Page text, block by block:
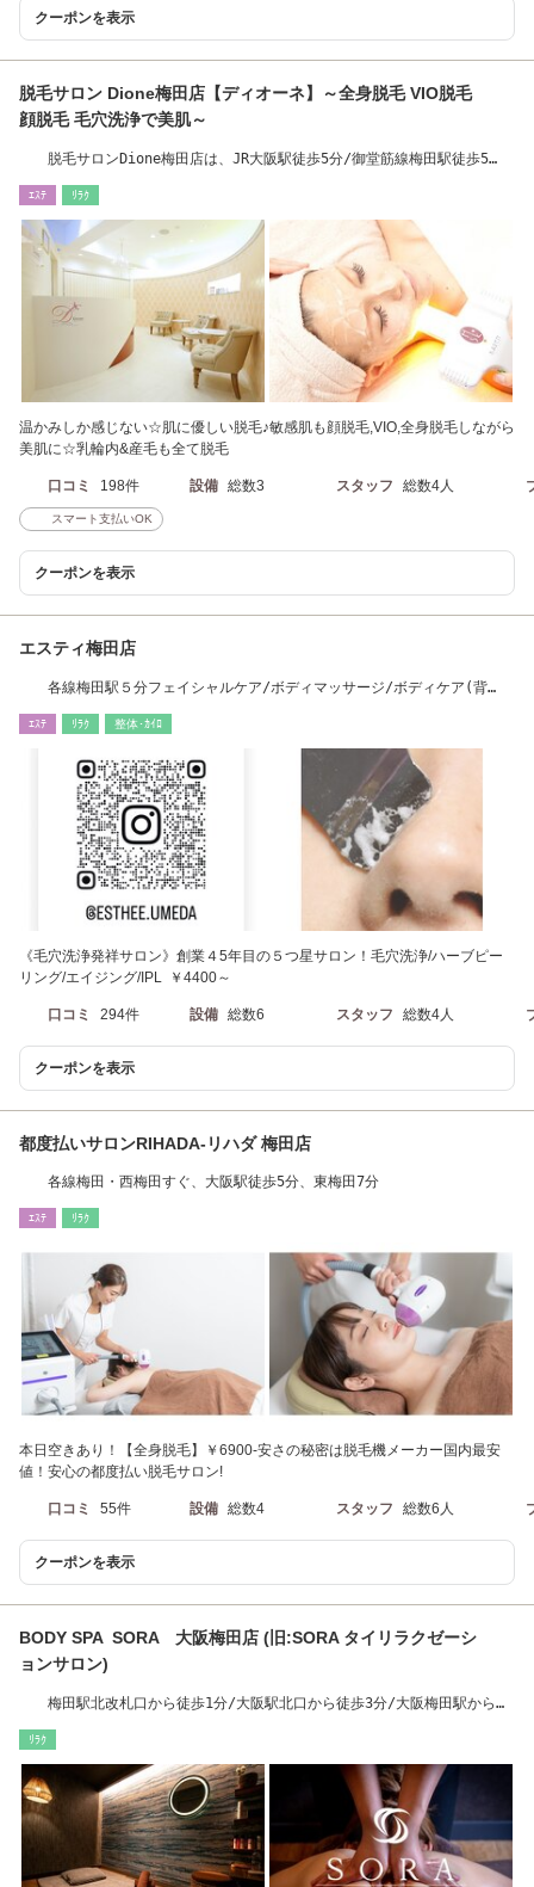
クーポンを表示
脱毛サロン Dione梅田店【ディオーネ】～全身脱毛 VIO脱毛
顔脱毛 毛穴洗浄で美肌～
脱毛サロンDione梅田店は、JR大阪駅徒歩5分/御堂筋線梅田駅徒歩5
ｴｽﾃ ﾘﾗｸ
温かみしか感じない☆肌に優しい脱毛♪敏感肌も顔脱毛,VIO,全身脱毛しながら
美肌に☆乳輪内&産毛も全て脱毛
口コミ 198件 設備 総数3 スタッフ 総数4人
スマート支払いOK
クーポンを表示
エスティ梅田店
各線梅田駅５分フェイシャルケア/ボディマッサージ/ボディケア(背
ｴｽﾃ ﾘﾗｸ 整体･ｶｲﾛ
《毛穴洗浄発祥サロン》創業４5年目の５つ星サロン！毛穴洗浄/ハーブピー
リング/エイジング/IPL ￥4400～
口コミ 294件 設備 総数6 スタッフ 総数4人
クーポンを表示
都度払いサロンRIHADA-リハダ 梅田店
各線梅田・西梅田すぐ、大阪駅徒歩5分、東梅田7分
ｴｽﾃ ﾘﾗｸ
本日空きあり！【全身脱毛】￥6900-安さの秘密は脱毛機メーカー国内最安
値！安心の都度払い脱毛サロン!
口コミ 55件 設備 総数4 スタッフ 総数6人
クーポンを表示
BODY SPA SORA 大阪梅田店 (旧:SORA タイリラクゼーシ
ョンサロン)
梅田駅北改札口から徒歩1分/大阪駅北口から徒歩3分/大阪梅田駅から徒
ﾘﾗｸ